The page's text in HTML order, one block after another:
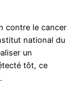
contre le cancer
national du
un
tôt, ce